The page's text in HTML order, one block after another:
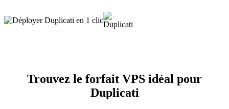
Trouvez le forfait VPS idéal pour
Duplicati